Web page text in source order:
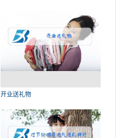
开业送礼物